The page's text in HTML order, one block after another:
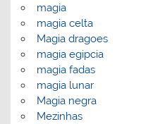
magia
magia celta
Magia dragoes
magia egipcia
magia fadas
magia lunar
Magia negra
Mezinhas